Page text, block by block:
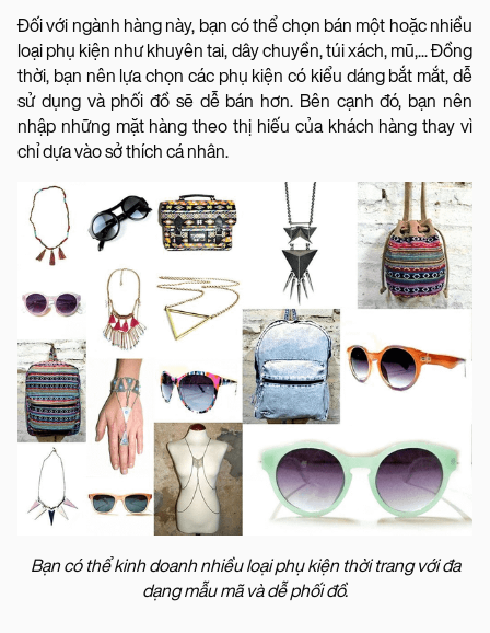
Đối với ngành hàng này, bạn có thể chọn bán một hoặc nhiều
loại phụ kiện như khuyên tai, dây chuyền, túi xách, mũ,... Đồng
thời, bạn nên lựa chọn các phụ kiện có kiểu dáng bắt mắt, dễ
sử dụng và phối đồ sẽ dễ bán hơn. Bên cạnh đó, bạn nên
nhập những mặt hàng theo thị hiếu của khách hàng thay vì
chỉ dựa vào sở thích cá nhân.
Bạn có thể kinh doanh nhiều loại phụ kiện thời trang với đa
dạng mẫu mã và dễ phối đồ.